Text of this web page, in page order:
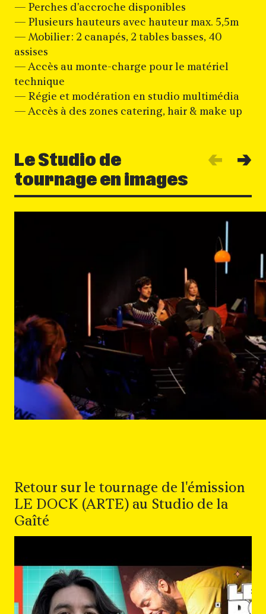
— Perches d'accroche disponibles
— Plusieurs hauteurs avec hauteur max. 5,5m
— Mobilier : 2 canapés, 2 tables basses, 40
assises
— Accès au monte-charge pour le matériel
technique
— Régie et modération en studio multimédia
— Accès à des zones catering, hair & make up
Le Studio de
tournage en images
1sur
/3
Retour sur le tournage de l'émission
LE DOCK (ARTE) au Studio de la
Gaîté